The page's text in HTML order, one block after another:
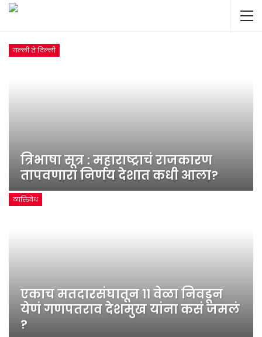
गल्ली ते दिल्ली
त्रिभाषा सूत्र : महाराष्ट्राचं राजकारण
तापवणारा निर्णय देशात कधी आला?
व्यक्तिवेध
एकाच मतदारसंघातून ११ वेळा निवडून
येणं गणपतराव देशमुख यांना कसं जमलं
?